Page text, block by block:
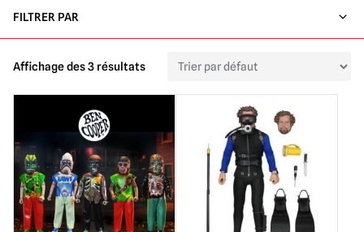
FILTRER PAR
Affichage des 3 résultats